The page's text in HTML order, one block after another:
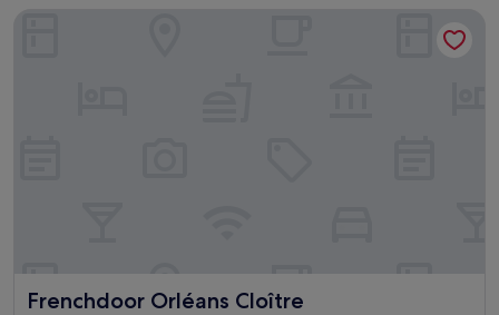
46 €
Frenchdoor Orléans Cloître
Frenchdoor Orléans Cloître
Frenchdoor Orléans Cloître